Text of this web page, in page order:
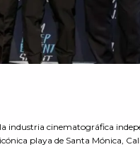
industria cinematográfica
playa de Santa Mónica,